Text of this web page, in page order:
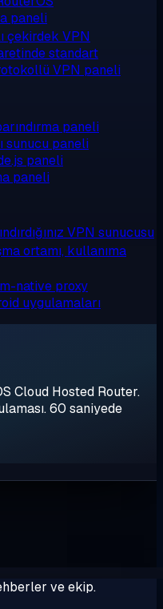
paneli
çekirdek VPN
standart
VPN paneli
paneli
sunucu paneli
paneli
paneli
VPN sunucusu
ortamı, kullanıma
native proxy
uygulamaları
Cloud Hosted Router.
60 saniyede
ve ekip.